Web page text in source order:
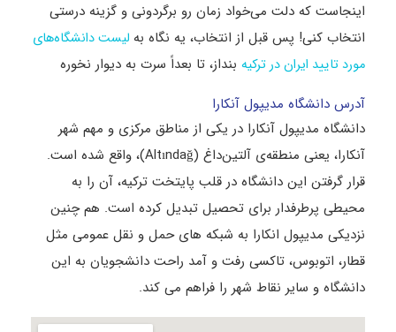
اینجاست که دلت می‌خواد زمان رو برگردونی و گزینه درستی
انتخاب کنی! پس قبل از انتخاب، یه نگاه به لیست دانشگاه‌های
مورد تایید ایران در ترکیه بنداز، تا بعداً سرت به دیوار نخوره
آدرس دانشگاه مدیپول آنکارا
دانشگاه مدیپول آنکارا در یکی از مناطق مرکزی و مهم شهر
آنکارا، یعنی منطقه‌ی آلتین‌داغ (Altındağ)، واقع شده است.
قرار گرفتن این دانشگاه در قلب پایتخت ترکیه، آن را به
محیطی پرطرفدار برای تحصیل تبدیل کرده است. هم چنین
نزدیکی مدیپول انکارا به شبکه های حمل و نقل عمومی مثل
قطار، اتوبوس، تاکسی رفت و آمد راحت دانشجویان به این
دانشگاه و سایر نقاط شهر را فراهم می کند.